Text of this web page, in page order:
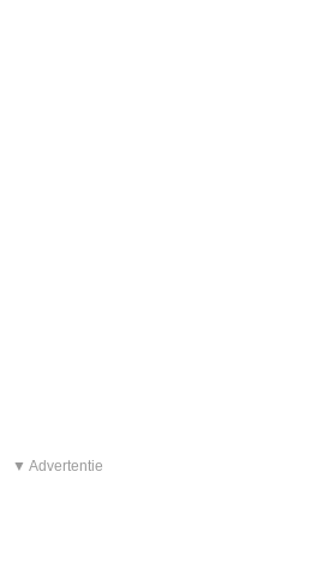
▼ Advertentie